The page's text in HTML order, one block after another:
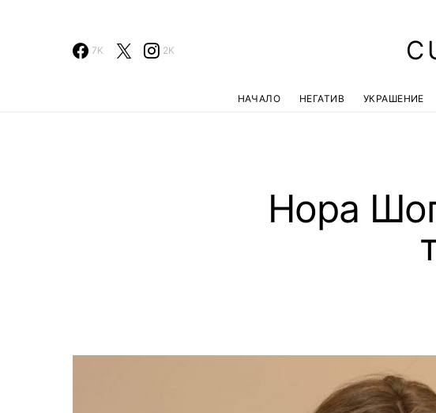
7K 2K
НАЧАЛО НЕГАТИВ УКРАШЕНИЕ
Нора